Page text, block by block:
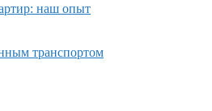
наш опыт
транспортом